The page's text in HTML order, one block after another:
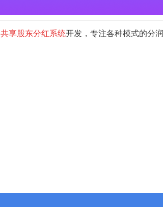
共享股东分红系统开发，专注各种模式的分润